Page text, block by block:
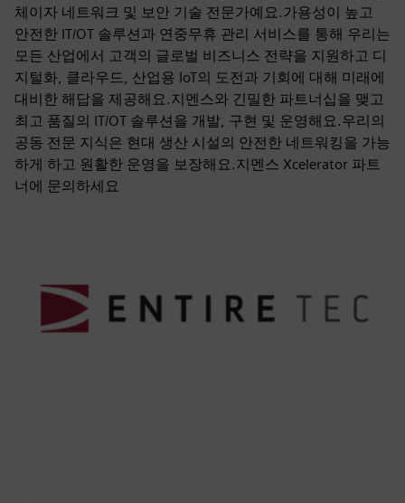
체이자 네트워크 및 보안 기술 전문가예요.가용성이 높고
안전한 IT/OT 솔루션과 연중무휴 관리 서비스를 통해 우리는
모든 산업에서 고객의 글로벌 비즈니스 전략을 지원하고 디
지털화, 클라우드, 산업용 IoT의 도전과 기회에 대해 미래에
대비한 해답을 제공해요.지멘스와 긴밀한 파트너십을 맺고
최고 품질의 IT/OT 솔루션을 개발, 구현 및 운영해요.우리의
공동 전문 지식은 현대 생산 시설의 안전한 네트워킹을 가능
하게 하고 원활한 운영을 보장해요.지멘스 Xcelerator 파트
너에 문의하세요